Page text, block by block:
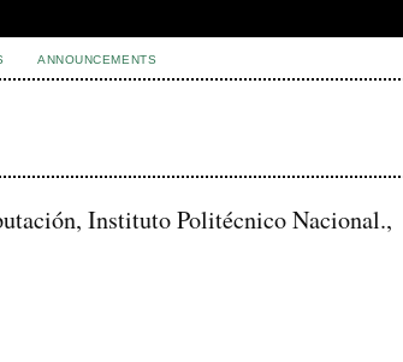
ANNOUNCEMENTS
Instituto Politécnico Nacional.,